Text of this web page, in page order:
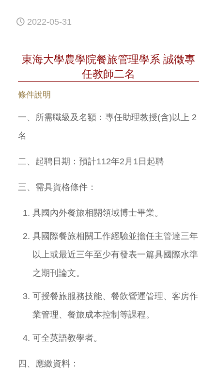
2022-05-31
東海大學農學院餐旅管理學系 誠徵專
任教師二名
條件說明
一、所需職級及名額： 專任助理教授(含)以上 2
名
二、起聘日期： 預計112年2月1日起聘
三、需具資格條件：
具國內外餐旅相關領域博士畢業。
具國際餐旅相關工作經驗並擔任主管達三年
以上或最近三年至少有發表一篇具國際水準
之期刊論文。
可授餐旅服務技能、餐飲營運管理、客房作
業管理、餐旅成本控制等課程。
可全英語教學者。
四、應繳資料：